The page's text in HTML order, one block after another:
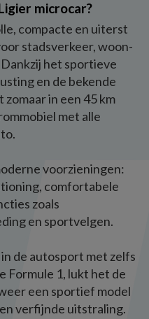
microcar?
compacte en uiterst
stadsverkeer, woon-
het sportieve
en de bekende
in een 45 km
met alle
voorzieningen:
comfortabele
zoals
en sportvelgen.
de autosport met zelfs
Formule 1, lukt het de
een sportief model
verfijnde uitstraling.